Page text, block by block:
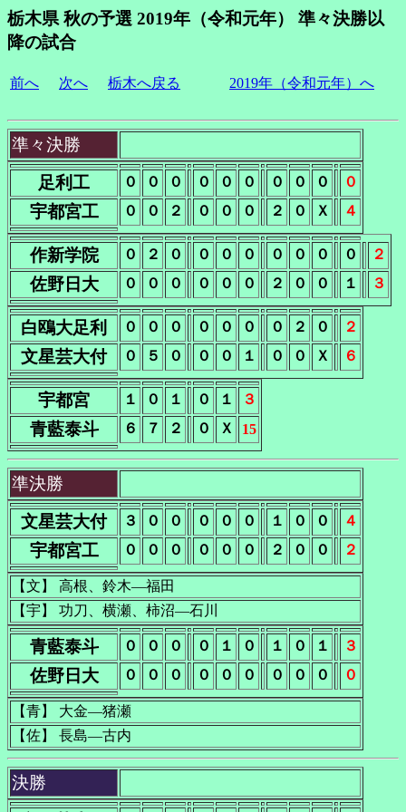
栃木県 秋の予選 2019年（令和元年） 準々決勝以
降の試合
前へ 次へ 栃木へ戻る 2019年（令和元年）へ
準々決勝
足利工
０ ０ ０ ０ ０ ０ ０ ０ ０ ０
宇都宮工 ０ ０ ２ ０ ０ ０ ２ ０ Ｘ ４
作新学院 ０ ２ ０ ０ ０ ０ ０ ０ ０ ０ ２
佐野日大 ０ ０ ０ ０ ０ ０ ２ ０ ０ １ ３
白鴎大足利 ０ ０ ０ ０ ０ ０ ０ ２ ０ ２
文星芸大付 ０ ５ ０ ０ ０ １ ０ ０ Ｘ ６
宇都宮 １ ０ １ ０ １ ３
青藍泰斗 ６ ７ ２ ０ Ｘ 15
準決勝
文星芸大付
３ ０ ０ ０ ０ ０ １ ０ ０ ４
宇都宮工 ０ ０ ０ ０ ０ ０ ２ ０ ０ ２
【文】 高根、鈴木―福田
【宇】 功刀、横瀬、柿沼―石川
青藍泰斗 ０ ０ ０ ０ １ ０ １ ０ １ ３
佐野日大 ０ ０ ０ ０ ０ ０ ０ ０ ０ ０
【青】 大金―猪瀬
【佐】 長島―古内
決勝